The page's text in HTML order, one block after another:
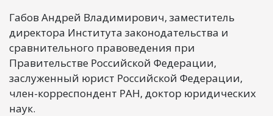
Габов Андрей Владимирович, заместитель
директора Института законодательства и
сравнительного правоведения при
Правительстве Российской Федерации,
заслуженный юрист Российской Федерации,
член-корреспондент РАН, доктор юридических
наук.